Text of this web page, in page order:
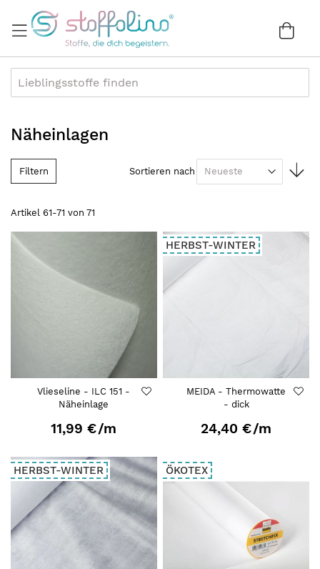
Inhalt
Näheinlagen
Artikel 61-71 von 71
Sortieren nach
Vlieseline - ILC 151 -
Näheinlage
11,99 €/m
HERBST-WINTER
MEIDA - Thermowatte
- dick
24,40 €/m
HERBST-WINTER ÖKOTEX
Filtern